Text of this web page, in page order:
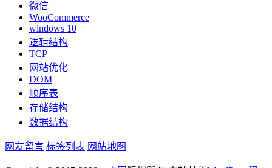
微信
WooCommerce
windows 10
逻辑结构
TCP
网站优化
DOM
顺序表
存储结构
数据结构
网友留言 标签列表 网站地图